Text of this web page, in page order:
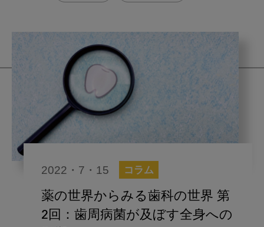
2022・7・15 コラム
薬の世界からみる歯科の世界 第
2回：歯周病菌が及ぼす全身への